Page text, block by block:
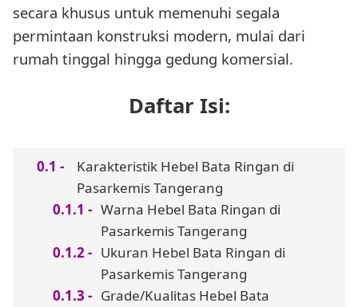
secara khusus untuk memenuhi segala
permintaan konstruksi modern, mulai dari
rumah tinggal hingga gedung komersial.
Daftar Isi:
Karakteristik Hebel Bata Ringan di
Pasarkemis Tangerang
Warna Hebel Bata Ringan di
Pasarkemis Tangerang
Ukuran Hebel Bata Ringan di
Pasarkemis Tangerang
Grade/Kualitas Hebel Bata